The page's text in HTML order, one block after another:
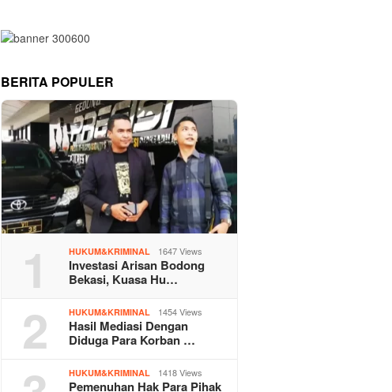
BERITA POPULER
1 HUKUM&KRIMINAL 1647 Views
Investasi Arisan Bodong
Bekasi, Kuasa Hu…
2 HUKUM&KRIMINAL 1454 Views
Hasil Mediasi Dengan
Diduga Para Korban …
HUKUM&KRIMINAL 1418 Views
Pemenuhan Hak Para Pihak